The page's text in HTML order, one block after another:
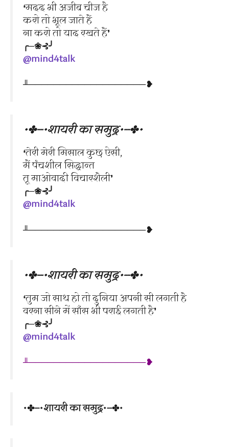
❛मदद भी अजीब चीज है
करो तो भूल जाते हैं
ना करो तो याद रखते हैं❜
╭─❀⊰╯
@mind4talk
╨───────────────────❥
•✤┈•शायरी का समुद्र•┈✤•
❛तेरी मेरी मिसाल कुछ ऐसी,
मैं पंचशील सिद्धान्त
तू माओवादी विचारशैली❜
╭─❀⊰╯
@mind4talk
╨───────────────────❥
•✤┈•शायरी का समुद्र•┈✤•
❛तुम जो साथ हो तो दुनिया अपनी सी लगती है
वरना सीने में साँस भी पराई लगती है❜
╭─❀⊰╯
@mind4talk
╨───────────────────❥
•✤┈•शायरी का समुद्र•┈✤•